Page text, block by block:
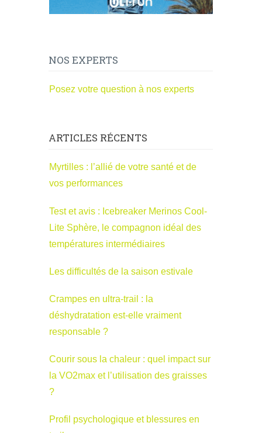
NOS EXPERTS
Posez votre question à nos experts
ARTICLES RÉCENTS
Myrtilles : l’allié de votre santé et de
vos performances
Test et avis : Icebreaker Merinos Cool-
Lite Sphère, le compagnon idéal des
températures intermédiaires
Les difficultés de la saison estivale
Crampes en ultra-trail : la
déshydratation est-elle vraiment
responsable ?
Courir sous la chaleur : quel impact sur
la VO2max et l’utilisation des graisses
?
Profil psychologique et blessures en